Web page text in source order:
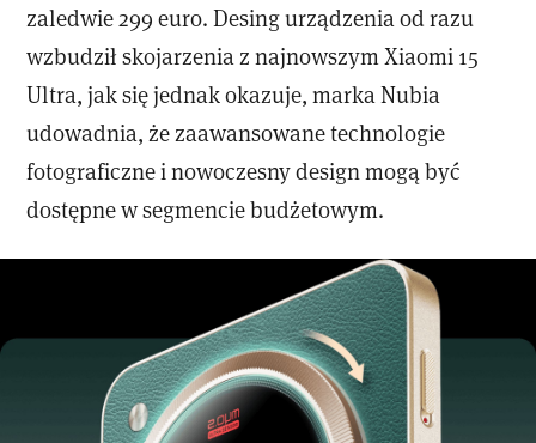
zaledwie 299 euro. Desing urządzenia od razu
wzbudził skojarzenia z najnowszym Xiaomi 15
Ultra, jak się jednak okazuje, marka Nubia
udowadnia, że zaawansowane technologie
fotograficzne i nowoczesny design mogą być
dostępne w segmencie budżetowym.